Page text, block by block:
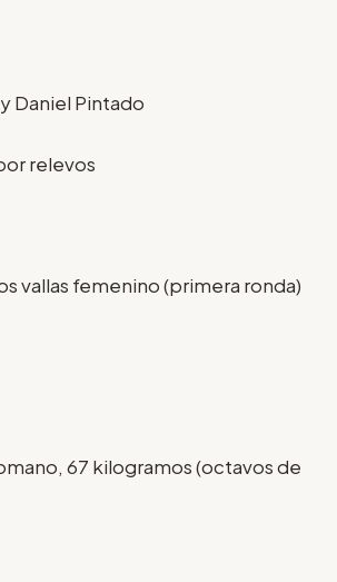
Daniel Pintado
relevos
vallas femenino (primera ronda)
67 kilogramos (octavos de